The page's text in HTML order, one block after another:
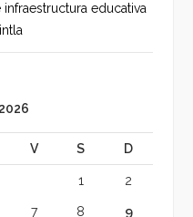
educativa
V S D
1 2
7 8 9